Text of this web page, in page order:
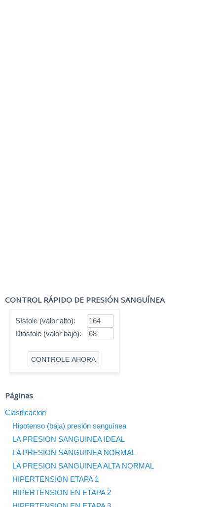
CONTROL RÁPIDO DE PRESIÓN SANGUÍNEA
Sístole (valor alto):
Diástole (valor bajo):
Páginas
Clasificacion
Hipotenso (baja) presión sanguínea
LA PRESION SANGUINEA IDEAL
LA PRESION SANGUINEA NORMAL
LA PRESION SANGUINEA ALTA NORMAL
HIPERTENSION ETAPA 1
HIPERTENSION EN ETAPA 2